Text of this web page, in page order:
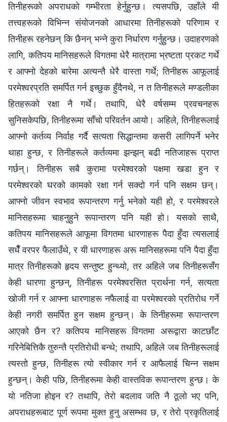
तिनीहरूको अपराधको गम्भीरता हेर्नुहुन्छ। त्यसपछि, उहाँले यी
तत्त्वहरूको विभिन्‍न संयोजनको आधारमा तिनीहरूको परिणाम र
तिनीहरू रहनेछन् कि छैनन् भन्‍ने कुरा निर्धारण गर्नुहुन्छ। उदाहरणको
लागि, कतिपय मानिसहरूले विगतमा धेरै मात्रामा भ्रष्टता प्रकट गर्थे
र आफ्नो देहको बारेमा अत्यन्तै धेरै वास्ता गर्थे; तिनीहरू आफूलाई
परमेश्‍वरप्रति समर्पित गर्न इच्‍छुक हुँदैनथे, न त तिनीहरूले मण्डलीका
हितहरूको रक्षा नै गर्थे। तथापि, धेरै वर्षसम्‍म प्रवचनहरू
सुनिसकेपछि, तिनीहरूमा साँचो परिवर्तन आयो। अहिले, तिनीहरूलाई
आफ्नो कर्तव्य निर्वाह गर्दै सत्यता सिद्धान्तमा कसरी लागिपर्ने भनेर
थाहा हुन्छ, र तिनीहरूले कर्तव्यमा झन्झन् बढी नतिजाहरू प्राप्त
गर्छन्। तिनीहरू सबै कुरामा परमेश्‍वरको पक्षमा खडा हुन र
परमेश्‍वरको घरको कामको रक्षा गर्न सक्दो गर्न पनि सक्षम छन्।
आफ्‍नो जीवन स्वभाव रूपान्तरण गर्नु भनेको यही हो, र परमेश्‍वरले
मानिसहरूमा चाहनुहुने रूपान्तरण पनि यही हो। यसको साथै,
कतिपय मानिसहरूले आफूमा विगतमा धारणाहरू पैदा हुँदा त्यसलाई
सधैँ वरपर फैलाउँथे, र यी धारणाहरू अरू मानिसहरूमा पनि पैदा हुँदा
मात्र तिनीहरूको हृदय सन्तुष्ट हुन्थ्यो, तर अहिले जब तिनीहरूसँग
केही धारणा हुन्छन्, तिनीहरू परमेश्‍वरसित प्रार्थना गर्न, सत्यता
खोजी गर्न र आफ्‍ना धारणाहरू नफैलाई वा परमेश्‍वरको प्रतिरोध गर्ने
केही नगरी समर्पित हुन सक्षम हुन्छन्। के तिनीहरूमा रूपान्तरण
आएको छैन र? कतिपय मानिसहरू विगतमा अरूद्वारा काटछाँट
गरिनेबित्तिकै तुरुन्तै प्रतिरोधी बन्थे; तथापि, अहिले जब तिनीहरूलाई
त्यस्तो हुन्छ, तिनीहरू त्यो स्वीकार गर्न र आफैलाई चिन्‍न सक्षम
हुन्छन्। केही पछि, तिनीहरूमा केही वास्तविक रूपान्तरण हुन्छ। के
यो नतिजा होइन र? तथापि, तेरो बदलाव जति नै ठूलो भए पनि,
अपराधहरूबाट पूर्ण रूपमा मुक्त हुनु असम्‍भव छ, र तेरो प्रकृतिलाई